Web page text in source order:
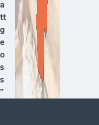
a
tt
g
e
o
s
s
”